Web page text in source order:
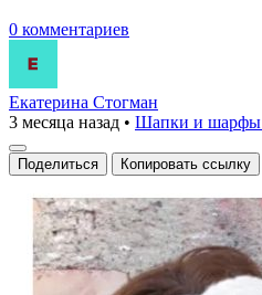
0 комментариев
Екатерина Стогман
3 месяца назад • Шапки и шарфы
Поделиться Копировать ссылку